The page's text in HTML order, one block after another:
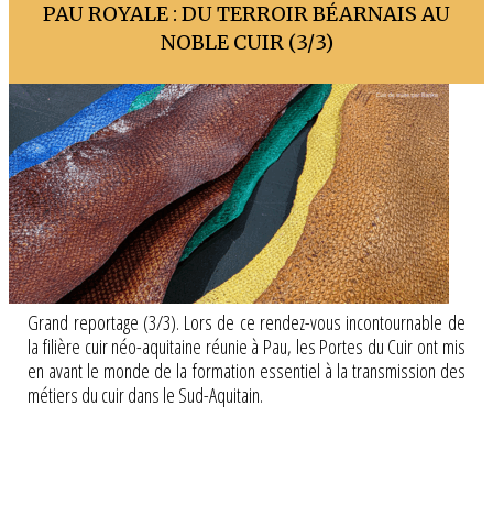
PAU ROYALE : DU TERROIR BÉARNAIS AU
NOBLE CUIR (3/3)
Grand reportage (3/3). Lors de ce rendez-vous incontournable de
la filière cuir néo-aquitaine réunie à Pau, les Portes du Cuir ont mis
en avant le monde de la formation essentiel à la transmission des
métiers du cuir dans le Sud-Aquitain.